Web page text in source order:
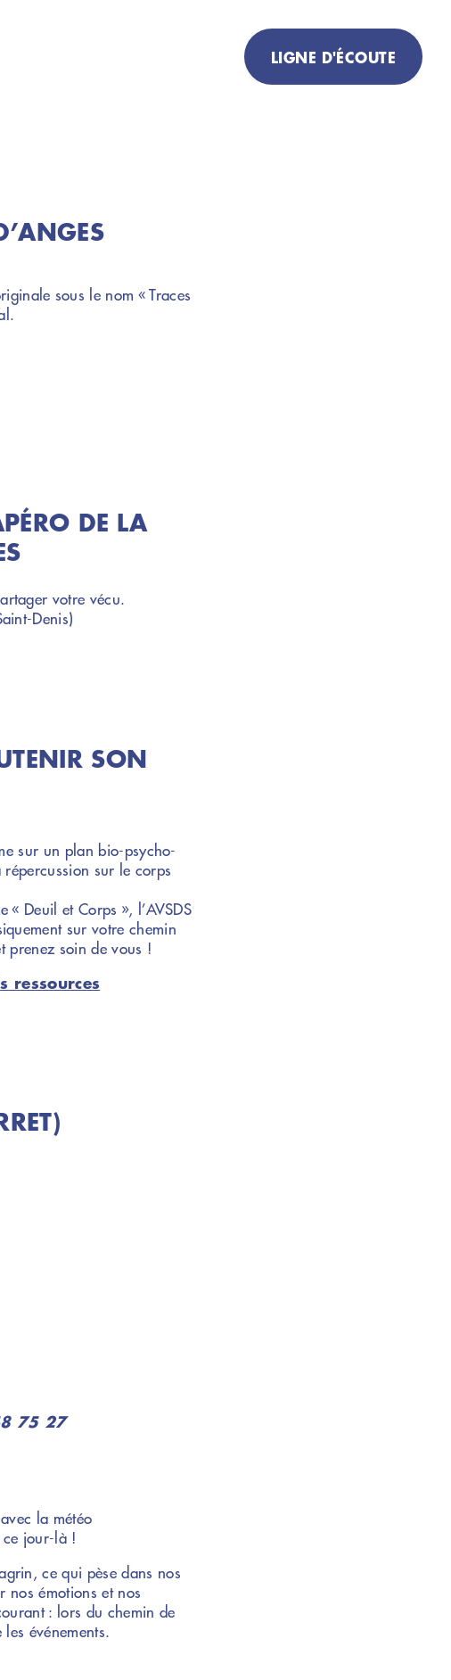
sous le nom « Traces
DE LA
votre vécu.
Denis)
SON
sur un plan bio-psycho-
sur le corps
Deuil et Corps », l’AVSDS
sur votre chemin
prenez soin de vous !
ressources
75 27
la météo
ce jour-là !
ce qui pèse dans nos
nos émotions et nos
: lors du chemin de
événements.
LIGNE D'ÉCOUTE